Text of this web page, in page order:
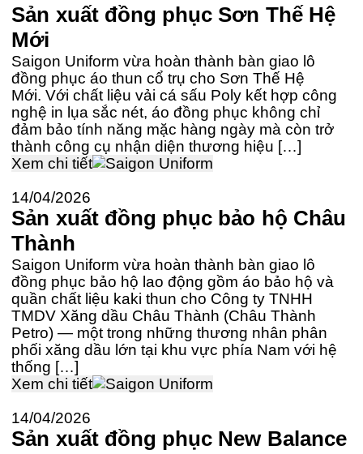
Sản xuất đồng phục Sơn Thế Hệ
Mới
Saigon Uniform vừa hoàn thành bàn giao lô
đồng phục áo thun cổ trụ cho Sơn Thế Hệ
Mới. Với chất liệu vải cá sấu Poly kết hợp công
nghệ in lụa sắc nét, áo đồng phục không chỉ
đảm bảo tính năng mặc hàng ngày mà còn trở
thành công cụ nhận diện thương hiệu […]
Xem chi tiết
14/04/2026
Sản xuất đồng phục bảo hộ Châu
Thành
Saigon Uniform vừa hoàn thành bàn giao lô
đồng phục bảo hộ lao động gồm áo bảo hộ và
quần chất liệu kaki thun cho Công ty TNHH
TMDV Xăng dầu Châu Thành (Châu Thành
Petro) — một trong những thương nhân phân
phối xăng dầu lớn tại khu vực phía Nam với hệ
thống […]
Xem chi tiết
14/04/2026
Sản xuất đồng phục New Balance